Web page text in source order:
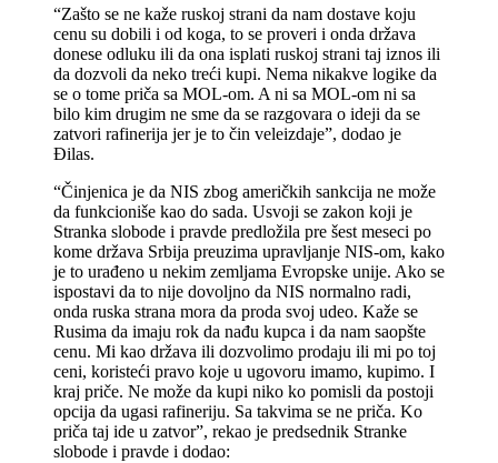
“Zašto se ne kaže ruskoj strani da nam dostave koju
cenu su dobili i od koga, to se proveri i onda država
donese odluku ili da ona isplati ruskoj strani taj iznos ili
da dozvoli da neko treći kupi. Nema nikakve logike da
se o tome priča sa MOL-om. A ni sa MOL-om ni sa
bilo kim drugim ne sme da se razgovara o ideji da se
zatvori rafinerija jer je to čin veleizdaje”, dodao je
Đilas.
“Činjenica je da NIS zbog američkih sankcija ne može
da funkcioniše kao do sada. Usvoji se zakon koji je
Stranka slobode i pravde predložila pre šest meseci po
kome država Srbija preuzima upravljanje NIS-om, kako
je to urađeno u nekim zemljama Evropske unije. Ako se
ispostavi da to nije dovoljno da NIS normalno radi,
onda ruska strana mora da proda svoj udeo. Kaže se
Rusima da imaju rok da nađu kupca i da nam saopšte
cenu. Mi kao država ili dozvolimo prodaju ili mi po toj
ceni, koristeći pravo koje u ugovoru imamo, kupimo. I
kraj priče. Ne može da kupi niko ko pomisli da postoji
opcija da ugasi rafineriju. Sa takvima se ne priča. Ko
priča taj ide u zatvor”, rekao je predsednik Stranke
slobode i pravde i dodao: